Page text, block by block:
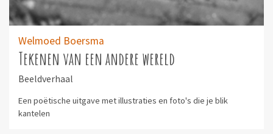
Welmoed Boersma
Tekenen van een andere wereld
Beeldverhaal
Een poëtische uitgave met illustraties en foto's die je blik
kantelen